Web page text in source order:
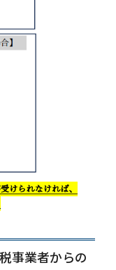
事業者からの